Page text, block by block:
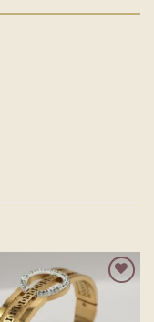
Ajouter